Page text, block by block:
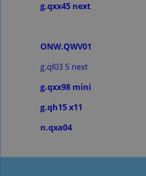
g.qxx45 next
ONW.QWV01
g.ql03 5 next
g.qxx98 mini
g.qh15 x11
n.qxa04